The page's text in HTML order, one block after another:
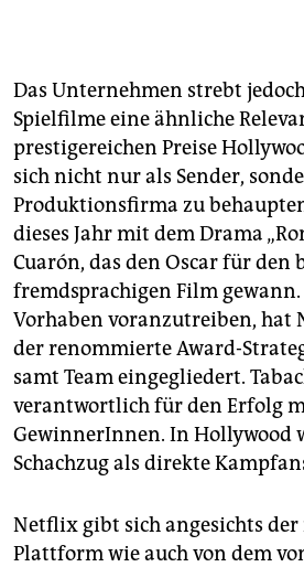
Das Unternehmen strebt
Spielfilme eine ähnliche
prestigereichen Preise
sich nicht nur als Sender,
Produktionsfirma zu
dieses Jahr mit dem Drama
Cuarón, das den Oscar für den
fremdsprachigen Film gewann.
Vorhaben voranzutreiben, hat
der renommierte Award-
samt Team eingegliedert.
verantwortlich für den Erfolg
GewinnerInnen. In Hollywood
Schachzug als direkte
Netflix gibt sich angesichts der
Plattform wie auch von dem